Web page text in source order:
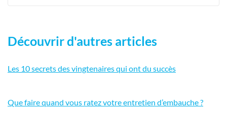
Découvrir d'autres articles
Les 10 secrets des vingtenaires qui ont du succès
Que faire quand vous ratez votre entretien d’embauche ?